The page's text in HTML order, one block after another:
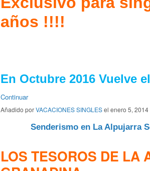
años !!!!
En Octubre 2016 Vuelve el
Continuar
Añadido porVACACIONES SINGLESel enero 5,
Senderismo en La Alpujarra
LOS TESOROS DE LA